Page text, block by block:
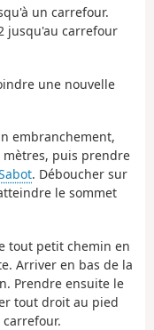
un carrefour.
jusqu'au carrefour
une nouvelle
embranchement,
puis prendre
. Déboucher sur
le sommet
tout petit chemin en
Arriver en bas de la
Prendre ensuite le
tout droit au pied